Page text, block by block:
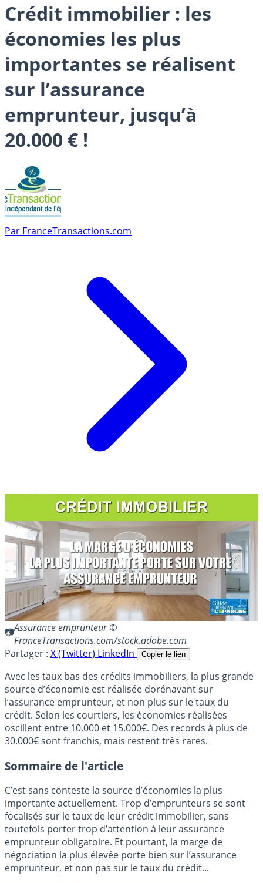
Crédit immobilier : les
économies les plus
importantes se réalisent
sur l’assurance
emprunteur, jusqu’à
20.000 € !
Par FranceTransactions.com
Assurance emprunteur ©
FranceTransactions.com/stock.adobe.com
Partager : X (Twitter) LinkedIn Copier le lien
Avec les taux bas des crédits immobiliers, la plus grande
source d’économie est réalisée dorénavant sur
l’assurance emprunteur, et non plus sur le taux du
crédit. Selon les courtiers, les économies réalisées
oscillent entre 10.000 et 15.000€. Des records à plus de
30.000€ sont franchis, mais restent très rares.
Sommaire de l'article
C’est sans conteste la source d’économies la plus
importante actuellement. Trop d’emprunteurs se sont
focalisés sur le taux de leur crédit immobilier, sans
toutefois porter trop d’attention à leur assurance
emprunteur obligatoire. Et pourtant, la marge de
négociation la plus élevée porte bien sur l’assurance
emprunteur, et non pas sur le taux du crédit...